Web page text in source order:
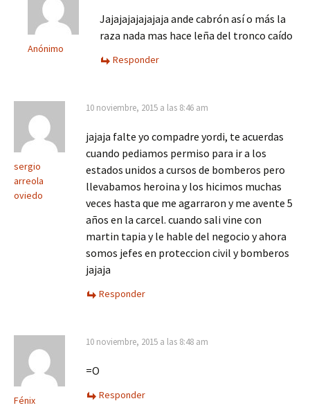
Anónimo
Jajajajajajajaja ande cabrón así o más la
raza nada mas hace leña del tronco caído
Responder
sergio
arreola
oviedo
10 noviembre, 2015 a las 8:46 am
jajaja falte yo compadre yordi, te acuerdas
cuando pediamos permiso para ir a los
estados unidos a cursos de bomberos pero
llevabamos heroina y los hicimos muchas
veces hasta que me agarraron y me avente 5
años en la carcel. cuando sali vine con
martin tapia y le hable del negocio y ahora
somos jefes en proteccion civil y bomberos
jajaja
Responder
Fénix
10 noviembre, 2015 a las 8:48 am
=O
Responder